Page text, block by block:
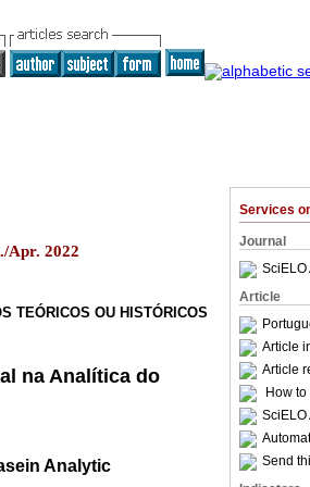
Services
Journal
SciELO
Article
Article
Article
How
SciELO
Send
Apr. 2022
TEÓRICOS OU HISTÓRICOS
na Analítica do
Analytic